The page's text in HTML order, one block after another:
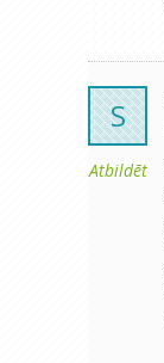
S
Atbildēt